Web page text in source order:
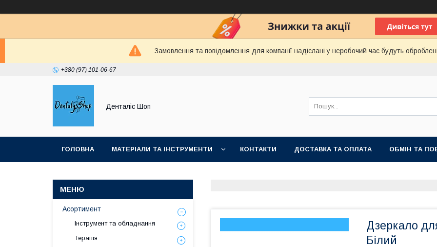
Замовлення та повідомлення для компанії надіслані у неробочий час будуть
+380 (97) 101-06-67
Денталіс Шоп
ГОЛОВНА МАТЕРІАЛИ ТА ІНСТРУМЕНТИ КОНТАКТИ ДОСТАВКА ТА ОПЛАТА ОБМІН ТА
Дзеркало
Білий
Асортимент
Інструмент та обладнання
Терапія